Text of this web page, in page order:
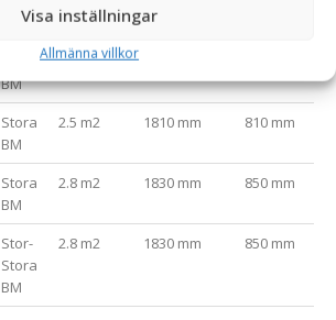
Visa inställningar
Allmänna villkor
BM
BM
2 m2
Stora
BM
2.5 m2 1810 mm 810 mm
Stora
BM
2.8 m2 1830 mm 850 mm
Stor-
Stora
BM
2.8 m2 1830 mm 850 mm